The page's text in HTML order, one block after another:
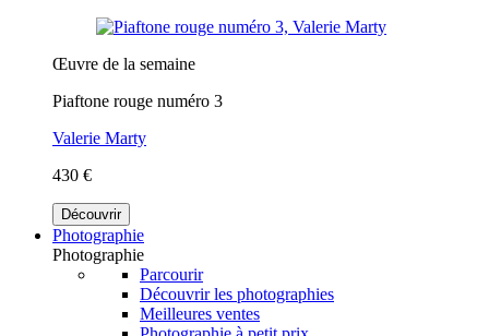
Œuvre de la semaine
Piaftone rouge numéro 3
Valerie Marty
430 €
Découvrir
Photographie
Photographie
Parcourir
Découvrir les photographies
Meilleures ventes